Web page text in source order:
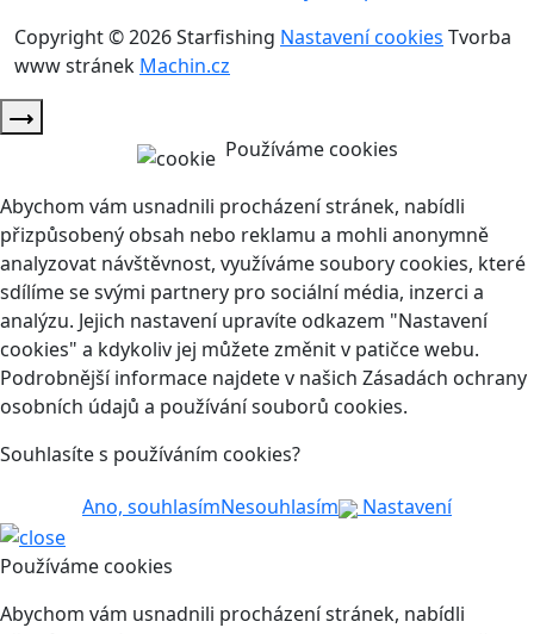
Copyright © 2026 Starfishing Nastavení cookies Tvorba
www stránek Machin.cz
Používáme cookies
Abychom vám usnadnili procházení stránek, nabídli
přizpůsobený obsah nebo reklamu a mohli anonymně
analyzovat návštěvnost, využíváme soubory cookies, které
sdílíme se svými partnery pro sociální média, inzerci a
analýzu. Jejich nastavení upravíte odkazem "Nastavení
cookies" a kdykoliv jej můžete změnit v patičce webu.
Podrobnější informace najdete v našich Zásadách ochrany
osobních údajů a používání souborů cookies.
Souhlasíte s používáním cookies?
Ano, souhlasímNesouhlasím Nastavení
Používáme cookies
Abychom vám usnadnili procházení stránek, nabídli